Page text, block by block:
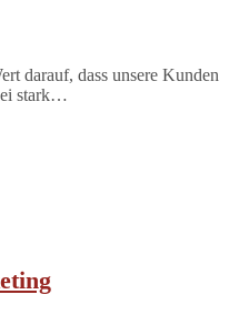
darauf, dass unsere Kunden
stark…